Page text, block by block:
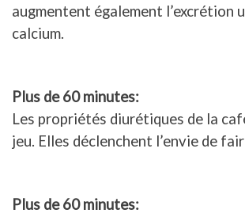
augmentent également l’excrétion
calcium.
Plus de 60 minutes:
Les propriétés diurétiques de la
jeu. Elles déclenchent l’envie de
Plus de 60 minutes: